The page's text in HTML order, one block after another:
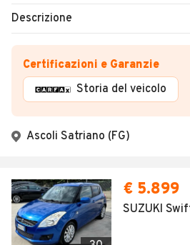
Descrizione
Certificazioni e Garanzie
Storia del veicolo
Ascoli Satriano (FG)
€ 5.899
SUZUKI